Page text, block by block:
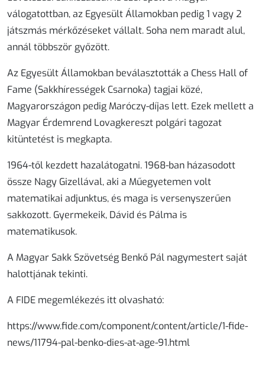
válogatottban, az Egyesült Államokban pedig 1 vagy 2
játszmás mérkőzéseket vállalt. Soha nem maradt alul,
annál többször győzött.
Az Egyesült Államokban beválasztották a Chess Hall of
Fame (Sakkhírességek Csarnoka) tagjai közé,
Magyarországon pedig Maróczy-díjas lett. Ezek mellett a
Magyar Érdemrend Lovagkereszt polgári tagozat
kitüntetést is megkapta.
1964-től kezdett hazalátogatni. 1968-ban házasodott
össze Nagy Gizellával, aki a Műegyetemen volt
matematikai adjunktus, és maga is versenyszerűen
sakkozott. Gyermekeik, Dávid és Pálma is
matematikusok.
A Magyar Sakk Szövetség Benkő Pál nagymestert saját
halottjának tekinti.
A FIDE megemlékezés itt olvasható:
https://www.fide.com/component/content/article/1-fide-
news/11794-pal-benko-dies-at-age-91.html